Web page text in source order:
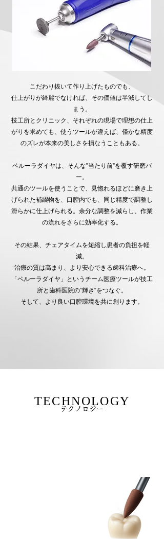
こだわり抜いて作り上げたものでも、
仕上がりが綺麗でなければ、その価値は半減してし
まう。​
技工所とクリニック、それぞれの現場で理想の仕上
がりを求めても、使うツールが違えば、僅かな精度
のズレが本来の美しさを損なうこともある。​
ペルーラダイヤは、そんな”当たり前”を覆す研磨バ
ー。​​​
共通のツールを使うことで、見惚れるほどに磨き上
げられた補綴物を、口腔内でも、同じ精度で調整し
滑らかに仕上げられる。余分な調整を減らし、作業
の流れをさらに効率化する。​
その結果、チェアタイムを短縮し患者の負担を軽
減。
治療の質は高まり、より安心できる歯科治療へ。​​
「ペルーラダイヤ」というチーム医療ツールが技工
所と歯科医院の”輝き“をつなぐ。
そして、より良い口腔環境を共に創ります。
TECHNOLOGY
テクノロジー